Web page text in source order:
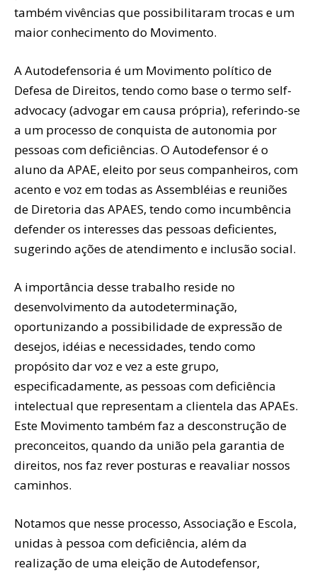
também vivências que possibilitaram trocas e um
maior conhecimento do Movimento.
A Autodefensoria é um Movimento político de
Defesa de Direitos, tendo como base o termo self-
advocacy (advogar em causa própria), referindo-se
a um processo de conquista de autonomia por
pessoas com deficiências. O Autodefensor é o
aluno da APAE, eleito por seus companheiros, com
acento e voz em todas as Assembléias e reuniões
de Diretoria das APAES, tendo como incumbência
defender os interesses das pessoas deficientes,
sugerindo ações de atendimento e inclusão social.
A importância desse trabalho reside no
desenvolvimento da autodeterminação,
oportunizando a possibilidade de expressão de
desejos, idéias e necessidades, tendo como
propósito dar voz e vez a este grupo,
especificadamente, as pessoas com deficiência
intelectual que representam a clientela das APAEs.
Este Movimento também faz a desconstrução de
preconceitos, quando da união pela garantia de
direitos, nos faz rever posturas e reavaliar nossos
caminhos.
Notamos que nesse processo, Associação e Escola,
unidas à pessoa com deficiência, além da
realização de uma eleição de Autodefensor,